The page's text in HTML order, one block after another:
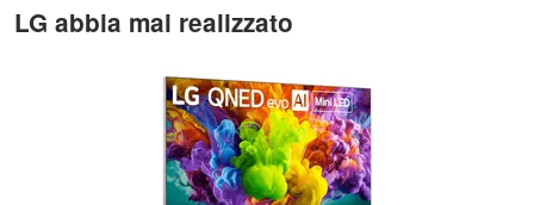
LG abbia mai realizzato